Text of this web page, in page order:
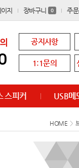
지 장바구니 0 주
공지사항
1:1문의
스피커 USB메
HOME >